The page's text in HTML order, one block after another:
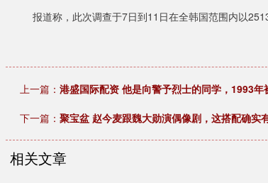
报道称，此次调查于7日到11日在全韩国范围内以2513
上一篇： 港盛国际配资 他是向警予烈士的同学，1993
下一篇： 聚宝盆 赵今麦跟魏大勋演偶像剧，这搭配确实
相关文章